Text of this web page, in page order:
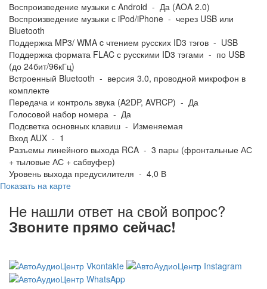
Воспроизведение музыки с Android - Да (AOA 2.0)
Воспроизведение музыки с iPod/iPhone - через USB или
Bluetooth
Поддержка MP3/ WMA c чтением русских ID3 тэгов - USB
Поддержка формата FLAC с русскими ID3 тэгами - по USB
(до 24бит/96кГц)
Встроенный Bluetooth - версия 3.0, проводной микрофон в
комплекте
Передача и контроль звука (A2DP, AVRCP) - Да
Голосовой набор номера - Да
Подсветка основных клавиш - Изменяемая
Вход AUX - 1
Разъемы линейного выхода RCA - 3 пары (фронтальные АС
+ тыловые АС + сабвуфер)
Уровень выхода предусилителя - 4,0 В
Показать на карте
Не нашли ответ на свой вопрос?
Звоните прямо сейчас!